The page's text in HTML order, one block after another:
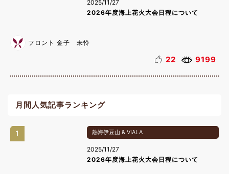
2025/11/27
2026年度海上花火大会日程について
フロント 金子 未怜
22 9199
月間人気記事ランキング
1 熱海伊豆山 & VIALA
2025/11/27
2026年度海上花火大会日程について